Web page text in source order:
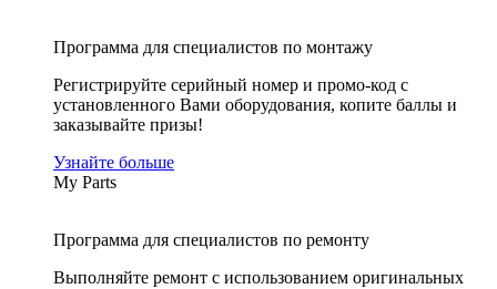
Программа для специалистов по монтажу
Регистрируйте серийный номер и промо-код с
установленного Вами оборудования, копите баллы и
заказывайте призы!
Узнайте больше
My Parts
Программа для специалистов по ремонту
Выполняйте ремонт с использованием оригинальных